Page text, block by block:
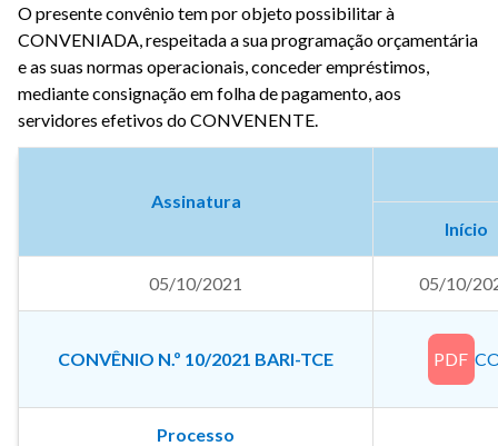
O presente convênio tem por objeto possibilitar à
CONVENIADA, respeitada a sua programação orçamentária
e as suas normas operacionais, conceder empréstimos,
mediante consignação em folha de pagamento, aos
servidores efetivos do CONVENENTE.
Assinatura
Início
05/10/2021 05/10/
CONVÊNIO N.º 10/2021 BARI-TCE PDF
Processo